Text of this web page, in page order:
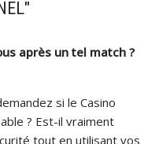
après un tel match ?
si le Casino
? Est-il vraiment
tout en utilisant vos